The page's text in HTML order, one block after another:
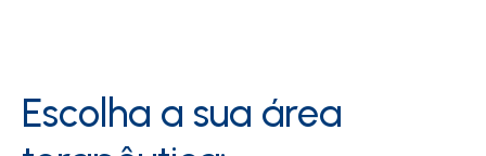
Escolha a sua área